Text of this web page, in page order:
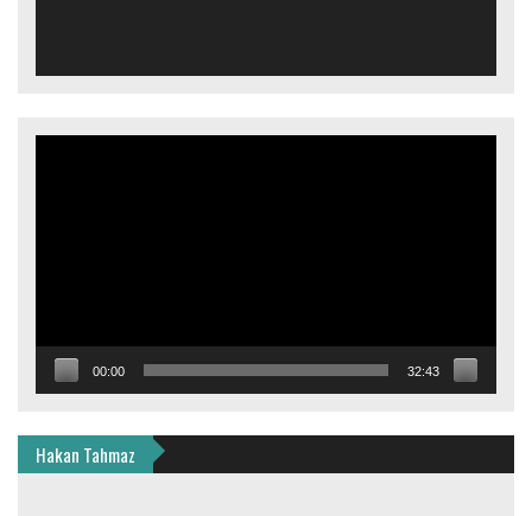
00:00 32:43
Hakan Tahmaz